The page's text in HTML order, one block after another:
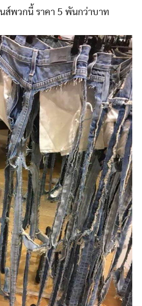
นส์พวกนี้ ราคา 5 พันกว่าบาท